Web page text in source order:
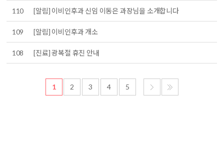
110 [알림] 이비인후과 신임 이동은 과장님을 소개합니다
109 [알림] 이비인후과 개소
108 [진료] 광복절 휴진 안내
1 2 3 4 5